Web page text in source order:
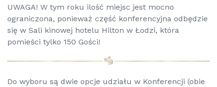
UWAGA! W tym roku ilość miejsc jest mocno
ograniczona, ponieważ część konferencyjna odbędzie
się w Sali kinowej hotelu Hilton w Łodzi, która
pomieści tylko 150 Gości!
Do wyboru są dwie opcje udziału w Konferencji (obie